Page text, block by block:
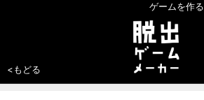
ゲームを作る
<もどる